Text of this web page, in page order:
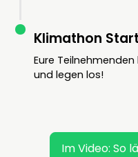
Klimathon Start
Eure
und legen los!
Im Video: So